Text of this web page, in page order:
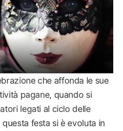
che affonda le sue
pagane, quando si
legati al ciclo delle
festa si è evoluta in